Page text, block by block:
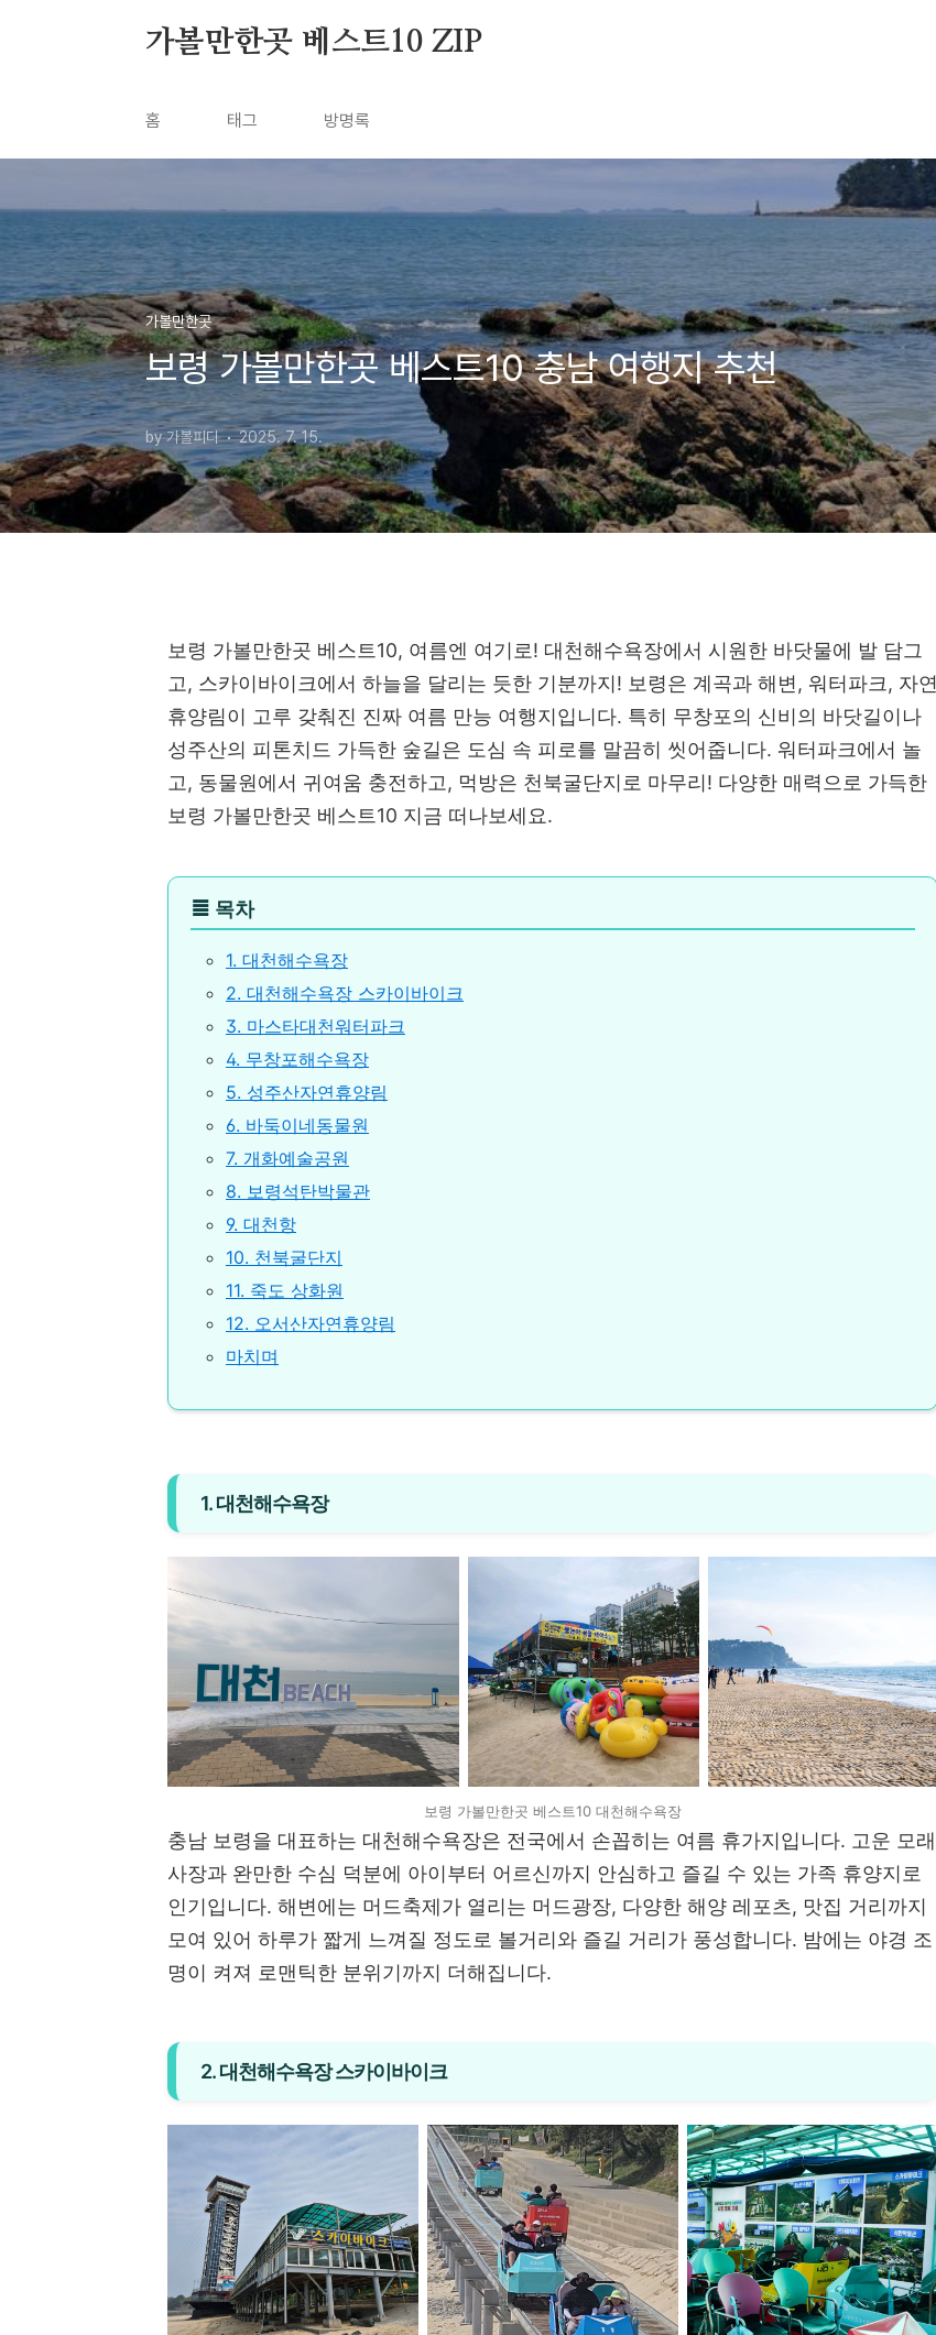
가볼만한곳 베스트10 ZIP
홈 태그 방명록
가볼만한곳
보령 가볼만한곳 베스트10 충남 여행지 추천
by 가볼피디 2025. 7. 15.
보령 가볼만한곳 베스트10, 여름엔 여기로! 대천해수욕장에서 시원한 바닷물에 발 담그
고, 스카이바이크에서 하늘을 달리는 듯한 기분까지! 보령은 계곡과 해변, 워터파크, 자연
휴양림이 고루 갖춰진 진짜 여름 만능 여행지입니다. 특히 무창포의 신비의 바닷길이나
성주산의 피톤치드 가득한 숲길은 도심 속 피로를 말끔히 씻어줍니다. 워터파크에서 놀
고, 동물원에서 귀여움 충전하고, 먹방은 천북굴단지로 마무리! 다양한 매력으로 가득한
보령 가볼만한곳 베스트10 지금 떠나보세요.
≣ 목차
1. 대천해수욕장
2. 대천해수욕장 스카이바이크
3. 마스타대천워터파크
4. 무창포해수욕장
5. 성주산자연휴양림
6. 바둑이네동물원
7. 개화예술공원
8. 보령석탄박물관
9. 대천항
10. 천북굴단지
11. 죽도 상화원
12. 오서산자연휴양림
마치며
1. 대천해수욕장
보령 가볼만한곳 베스트10 대천해수욕장
충남 보령을 대표하는 대천해수욕장은 전국에서 손꼽히는 여름 휴가지입니다. 고운 모래
사장과 완만한 수심 덕분에 아이부터 어르신까지 안심하고 즐길 수 있는 가족 휴양지로
인기입니다. 해변에는 머드축제가 열리는 머드광장, 다양한 해양 레포츠, 맛집 거리까지
모여 있어 하루가 짧게 느껴질 정도로 볼거리와 즐길 거리가 풍성합니다. 밤에는 야경 조
명이 켜져 로맨틱한 분위기까지 더해집니다.
2. 대천해수욕장 스카이바이크